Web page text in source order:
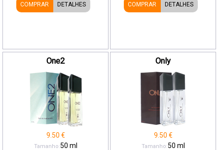
COMPRAR DETALHES COMPRAR DETALHES
One2
9.50 €
Tamanho:50 ml
Only
9.50 €
Tamanho:50 ml